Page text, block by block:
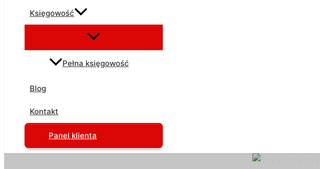
Księgowość
Pełna księgowość
Blog
Kontakt
Panel klienta